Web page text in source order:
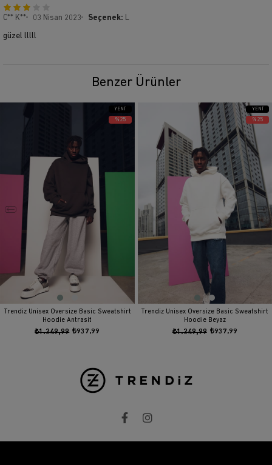
C** K** 03 Nisan 2023 Seçenek: L
güzel lllll
Benzer Ürünler
Trendiz Unisex Oversize Basic Sweatshirt
Hoodie Antrasit
₺937,99
₺1.249,99
YENI
ÜRÜN
%25
Trendiz Unisex Oversize Basic Sweatshirt
Hoodie Beyaz
₺937,99
₺1.249,99
YENI
ÜRÜN
%25